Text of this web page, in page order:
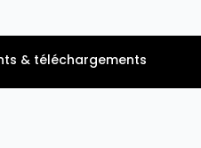
& téléchargements